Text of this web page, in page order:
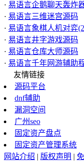
· 易语言企鹅聊天轰炸
· 易语言三维迷宫源码
· 易语言象棋人机对弈
· 易语言井字游戏源码
· 易语言仓库大师源码
· 易语言千年网游辅助
友情链接
源码平台
dnf辅助
漏洞空间
广州seo
固定资产盘点
固定资产管理系统
网站介绍 | 版权声明 |